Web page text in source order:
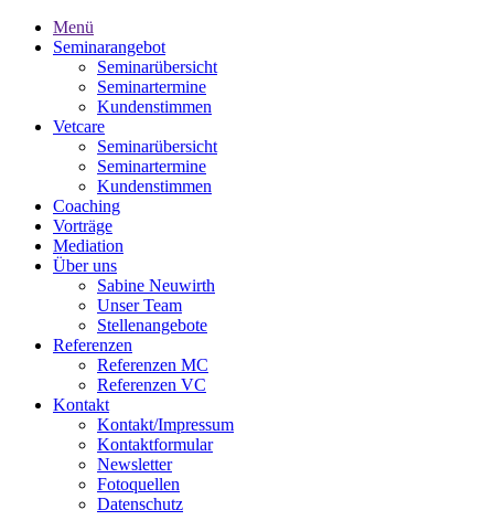
Menü
Seminarangebot
Seminarübersicht
Seminartermine
Kundenstimmen
Vetcare
Seminarübersicht
Seminartermine
Kundenstimmen
Coaching
Vorträge
Mediation
Über uns
Sabine Neuwirth
Unser Team
Stellenangebote
Referenzen
Referenzen MC
Referenzen VC
Kontakt
Kontakt/Impressum
Kontaktformular
Newsletter
Fotoquellen
Datenschutz